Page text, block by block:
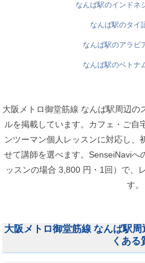
なんば駅のインドネ
なんば駅のタイ
なんば駅のアラビ
なんば駅のベトナ
大阪メトロ御堂筋線 なんば駅周辺の
ルを掲載しています。カフェ・ご自
ンツーマン個人レッスンに対応し、
せて講師を選べます。SenseiNaviへ
ッスンの場合 3,800 円・1回）で、
す。
大阪メトロ御堂筋線 なんば駅
くある